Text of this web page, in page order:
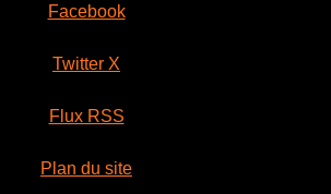
Facebook
Twitter X
Flux RSS
Plan du site